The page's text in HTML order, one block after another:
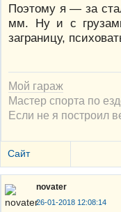
Поэтому я — за
мм. Ну и с
заграницу,
Мой гараж
Мастер спорта по
Если не я построил
Сайт
novater
26-01-2018 12:08:14